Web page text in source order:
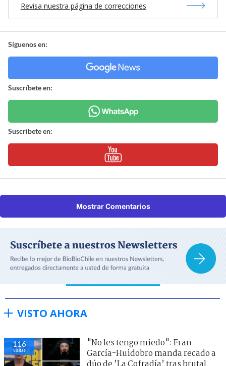
Revisa nuestra página de correcciones
Síguenos en:
Suscríbete en:
Suscríbete en:
Mostrar Comentarios
VISTO AHORA
116
visitas
"No les tengo miedo": Fran
García-Huidobro manda recado a